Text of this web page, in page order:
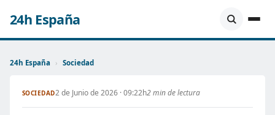
24h España
24h España › Sociedad
SOCIEDAD2 de Junio de 2026 · 09:22h2 min de lectura